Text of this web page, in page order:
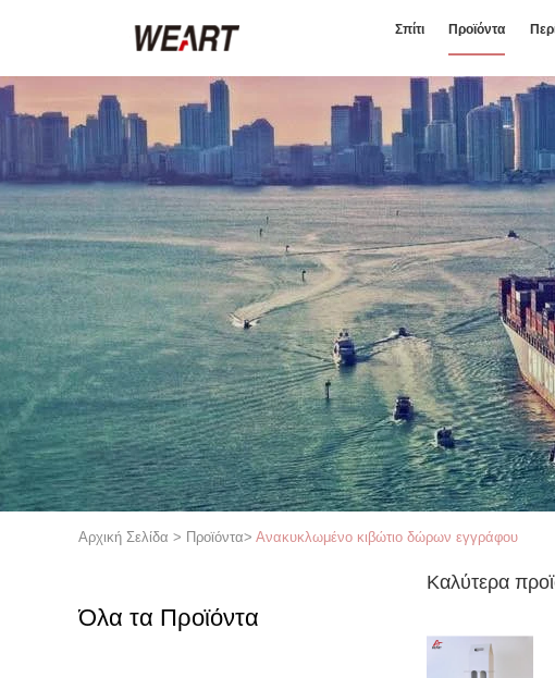
Σπίτι Προϊόντα
Αρχική Σελίδα > Προϊόντα> Ανακυκλωμένο κιβώτιο δώρων εγγράφου
Όλα τα Προϊόντα
Καλύτερα